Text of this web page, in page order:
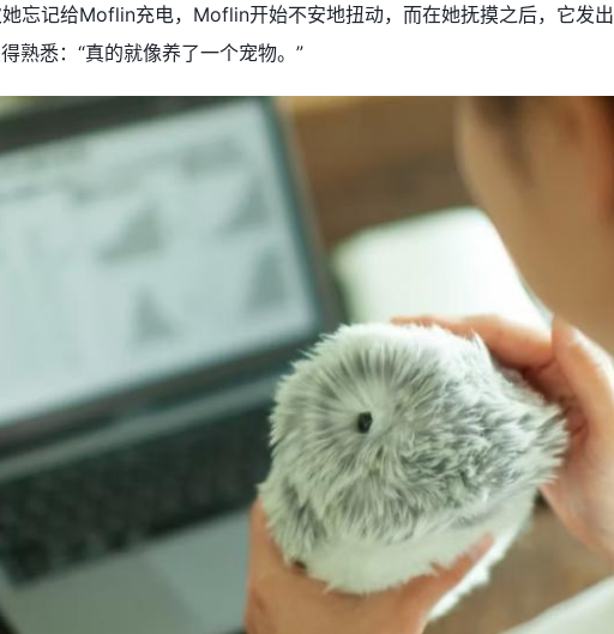
忘记给Moflin充电，Moflin开始不安地扭动，而在她抚摸之后，它发出
熟悉：“真的就像养了一个宠物。”